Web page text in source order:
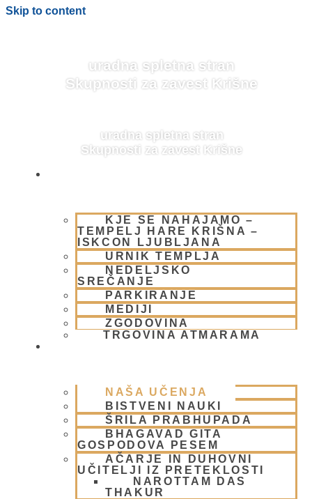
Skip to content
uradna spletna stran
Skupnosti za zavest Krišne
uradna spletna stran
Skupnosti za zavest Krišne
KJE SE NAHAJAMO –
TEMPELJ HARE KRIŠNA –
ISKCON LJUBLJANA
URNIK TEMPLJA
NEDELJSKO
SREČANJE
PARKIRANJE
MEDIJI
ZGODOVINA
TRGOVINA ATMARAMA
NAŠA UČENJA
BISTVENI NAUKI
ŠRILA PRABHUPADA
BHAGAVAD GITA
GOSPODOVA PESEM
AČARJE IN DUHOVNI
UČITELJI IZ PRETEKLOSTI
NAROTTAM DAS
THAKUR
NAŠA UČENJA
Učenja